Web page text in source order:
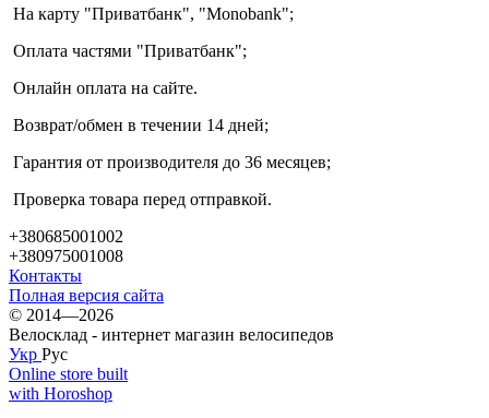
На карту "Приватбанк", "Monobank";
Оплата частями "Приватбанк";
Онлайн оплата на сайте.
Возврат/обмен в течении 14 дней;
Гарантия от производителя до 36 месяцев;
Проверка товара перед отправкой.
+380685001002
+380975001008
Контакты
Полная версия сайта
© 2014—2026
Велосклад - интернет магазин велосипедов
Укр Рус
Online store built
with Horoshop